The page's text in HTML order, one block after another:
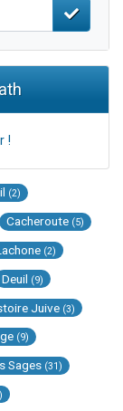
!
(2)
Cacheroute (5)
(2)
Deuil (9)
Juive (3)
(9)
Sages (31)